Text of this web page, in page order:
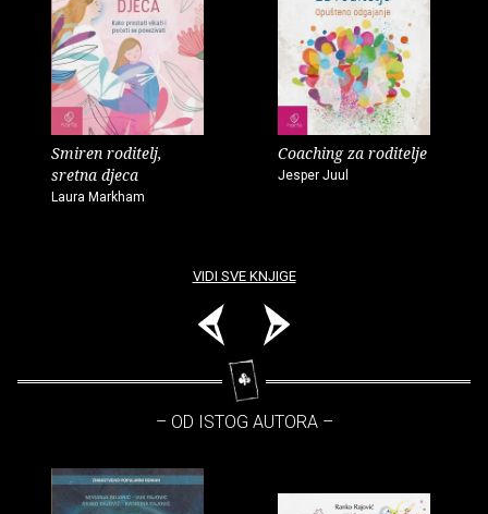
Smiren roditelj,
sretna djeca
Laura Markham
Coaching za roditelje
Jesper Juul
VIDI SVE KNJIGE
– OD ISTOG AUTORA –